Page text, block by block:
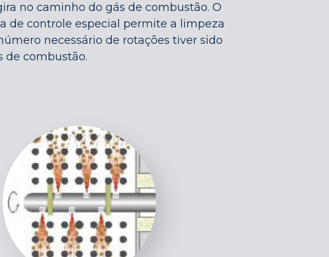
no caminho do gás de combustão. O
de controle especial permite a limpeza
necessário de rotações tiver sido
de combustão.